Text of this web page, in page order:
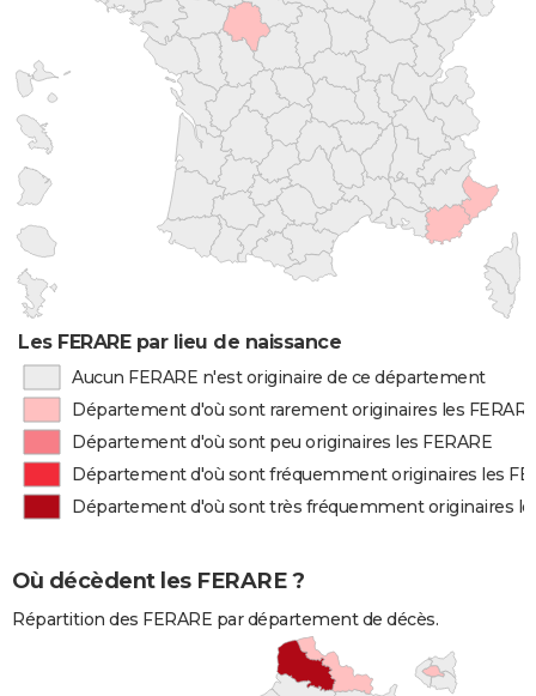
Les FERARE par lieu de naissance
Aucun FERARE n'est originaire de ce département
Département d'où sont rarement originaires les
Département d'où sont peu originaires les FERARE
Département d'où sont fréquemment originaires les
Département d'où sont très fréquemment originaires
Où décèdent les FERARE ?
Répartition des FERARE par département de décès.